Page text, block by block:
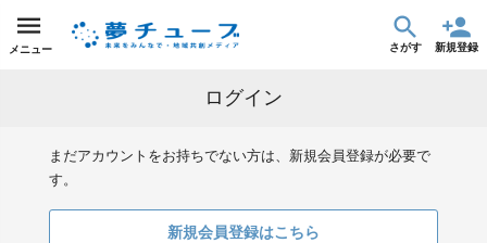
メニュー さがす 新規登録
ログイン
まだアカウントをお持ちでない方は、新規会員登録が必要で
す。
新規会員登録はこちら